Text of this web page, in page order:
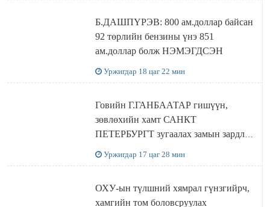
Б.ДАШПҮРЭВ: 800 ам.доллар байсан
92 төрлийн бензины үнэ 851
ам.доллар болж НЭМЭГДСЭН
Уржигдар 18 цаг 22 мин
Говийн Г.ГАНБААТАР гишүүн,
зөвлөхийн хамт САНКТ
ПЕТЕРБУРГТ зугаалах замын зардлаа
Уржигдар 17 цаг 28 мин
ОХУ-ын түлшний хямрал гүнзгийрч,
хамгийн том боловсруулах